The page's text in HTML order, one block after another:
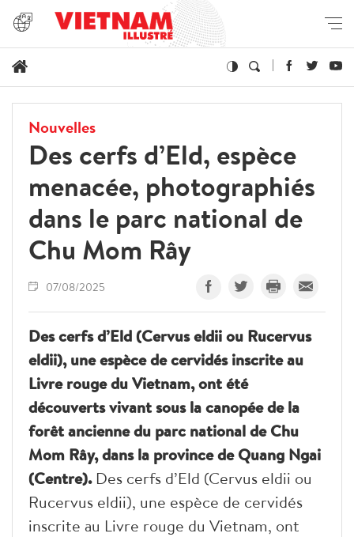
Nouvelles
Des cerfs d’Eld, espèce
menacée, photographiés
dans le parc national de
Chu Mom Rây
07/08/2025
Des cerfs d’Eld (Cervus eldii ou Rucervus
eldii), une espèce de cervidés inscrite au
Livre rouge du Vietnam, ont été
découverts vivant sous la canopée de la
forêt ancienne du parc national de Chu
Mom Rây, dans la province de Quang Ngai
(Centre). Des cerfs d’Eld (Cervus eldii ou
Rucervus eldii), une espèce de cervidés
inscrite au Livre rouge du Vietnam, ont